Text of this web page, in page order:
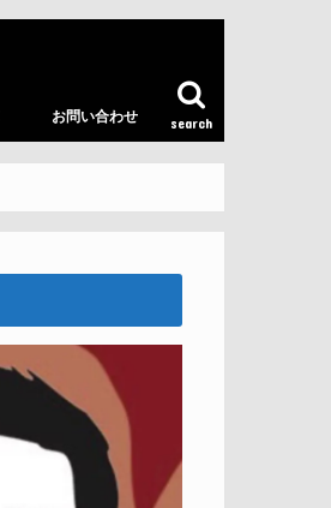
search
お問い合わせ